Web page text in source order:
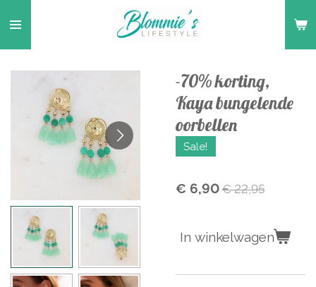
direct
naar
hoofdinhoud
-70% korting,
Kaya bungelende
oorbellen
Sale!
€ 6,90 € 22,95
In winkelwagen